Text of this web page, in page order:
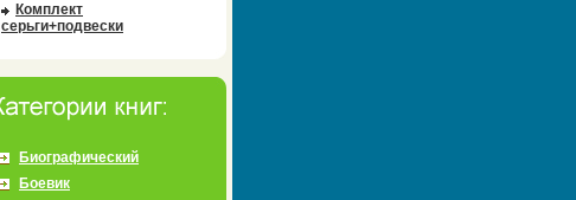
Комплект
серьги+подвески
Биографический
Боевик